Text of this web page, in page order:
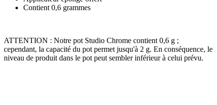
Contient 0,6 grammes
ATTENTION : Notre pot Studio Chrome contient 0,6 g ;
cependant, la capacité du pot permet jusqu'à 2 g. En conséquence, le
niveau de produit dans le pot peut sembler inférieur à celui prévu.